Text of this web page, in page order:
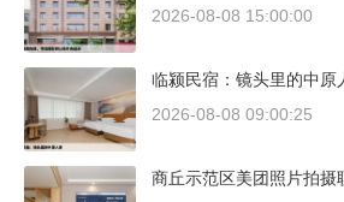
2026-08-08 15:00:00
临颍民宿：镜头里的中原
2026-08-08 09:00:25
商丘示范区美团照片拍摄